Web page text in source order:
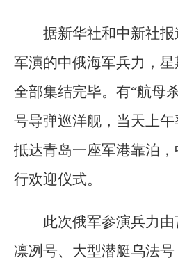
据新华社和中新社
军演的中俄海军兵力，
全部集结完毕。有“航母
号导弹巡洋舰，当天上
抵达青岛一座军港靠泊
行欢迎仪式。
此次俄军参演兵力
凛冽号、大型潜艇乌法